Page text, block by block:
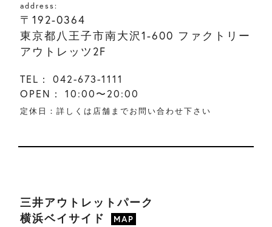
address:
〒192-0364
東京都八王子市南大沢1-600 ファクトリー
アウトレッツ2F
TEL：
042-673-1111
OPEN：
10:00〜20:00
定休日：詳しくは店舗までお問い合わせ下さい
三井アウトレットパーク
横浜ベイサイド
MAP